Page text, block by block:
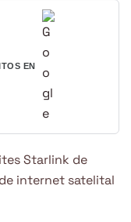
EN
Starlink de
internet satelital